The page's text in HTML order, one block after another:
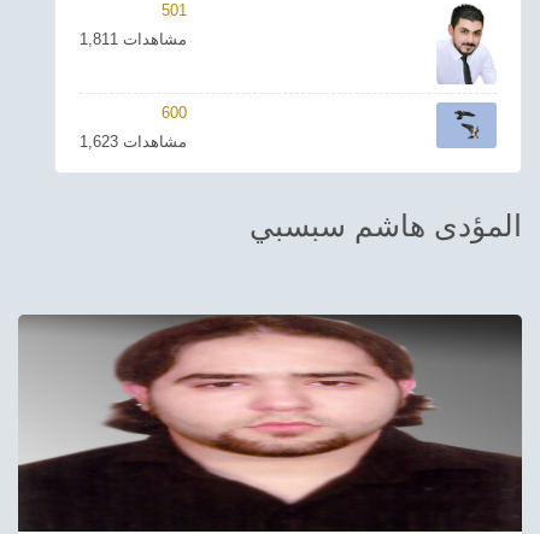
ترفيهي
Asian
Foreign
Sudani tones
501
1,811 مشاهدات
600
1,623 مشاهدات
المؤدى هاشم سبسبي